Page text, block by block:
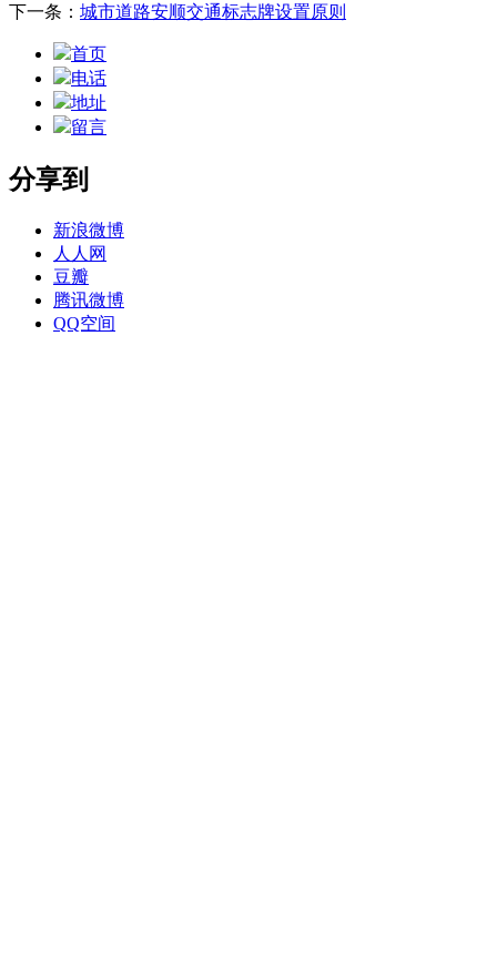
下一条： 城市道路安顺交通标志牌设置原则
首页
电话
地址
留言
分享到
新浪微博
人人网
豆瓣
腾讯微博
QQ空间